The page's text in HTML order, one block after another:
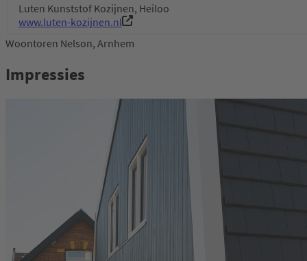
Luten Kunststof Kozijnen, Heiloo
www.luten-kozijnen.nl
Woontoren Nelson, Arnhem
Impressies